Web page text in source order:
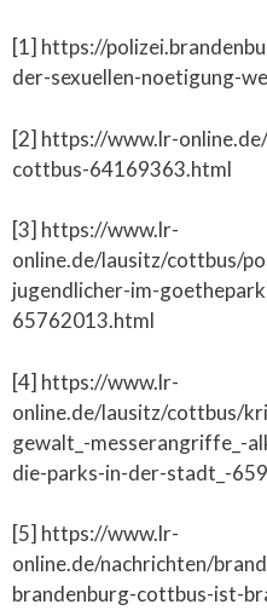
[1] https://
der-sexuellen-noetigung-
[2] https://www.lr-
cottbus-64169363.html
[3] https://www.lr-
online.de/lausitz/cottbus/
jugendlicher-im-
65762013.html
[4] https://www.lr-
online.de/lausitz/cottbus/
gewalt_-messerangriffe_-
die-parks-in-der-stadt_-
[5] https://www.lr-
online.de/nachrichten/
brandenburg-cottbus-ist-